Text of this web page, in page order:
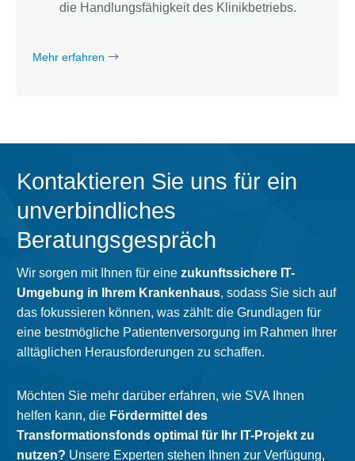
die Handlungsfähigkeit des Klinikbetriebs.
Mehr erfahren
Kontaktieren Sie uns für ein
unverbindliches
Beratungsgespräch
Wir sorgen mit Ihnen für eine zukunftssichere IT-
Umgebung in Ihrem Krankenhaus, sodass Sie sich auf
das fokussieren können, was zählt: die Grundlagen für
eine bestmögliche Patientenversorgung im Rahmen Ihrer
alltäglichen Herausforderungen zu schaffen.
Möchten Sie mehr darüber erfahren, wie SVA Ihnen
helfen kann, die Fördermittel des
Transformationsfonds optimal für Ihr IT-Projekt zu
nutzen? Unsere Experten stehen Ihnen zur Verfügung,